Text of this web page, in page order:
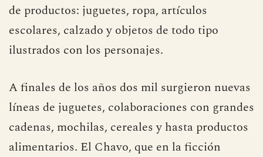
de productos: juguetes, ropa, artículos
escolares, calzado y objetos de todo tipo
ilustrados con los personajes.
A finales de los años dos mil surgieron nuevas
líneas de juguetes, colaboraciones con grandes
cadenas, mochilas, cereales y hasta productos
alimentarios. El Chavo, que en la ficción